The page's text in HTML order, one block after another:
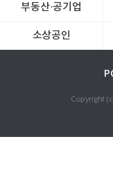
부동산·공기업
소상공인
Copyright